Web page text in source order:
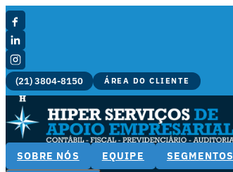
(21) 3804-8150 ÁREA DO CLIENTE
SOBRE NÓS EQUIPE SEGMENTOS